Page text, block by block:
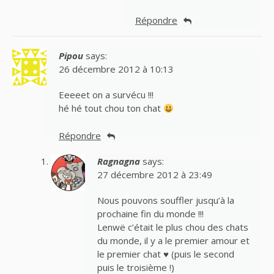
Répondre
Pipou says:
26 décembre 2012 à 10:13
Eeeeet on a survécu !!!
hé hé tout chou ton chat
Répondre
Ragnagna says:
27 décembre 2012 à 23:49
Nous pouvons souffler jusqu’à la
prochaine fin du monde !!!
Lenwë c’était le plus chou des chats
du monde, il y a le premier amour et
le premier chat ♥ (puis le second
puis le troisième !)